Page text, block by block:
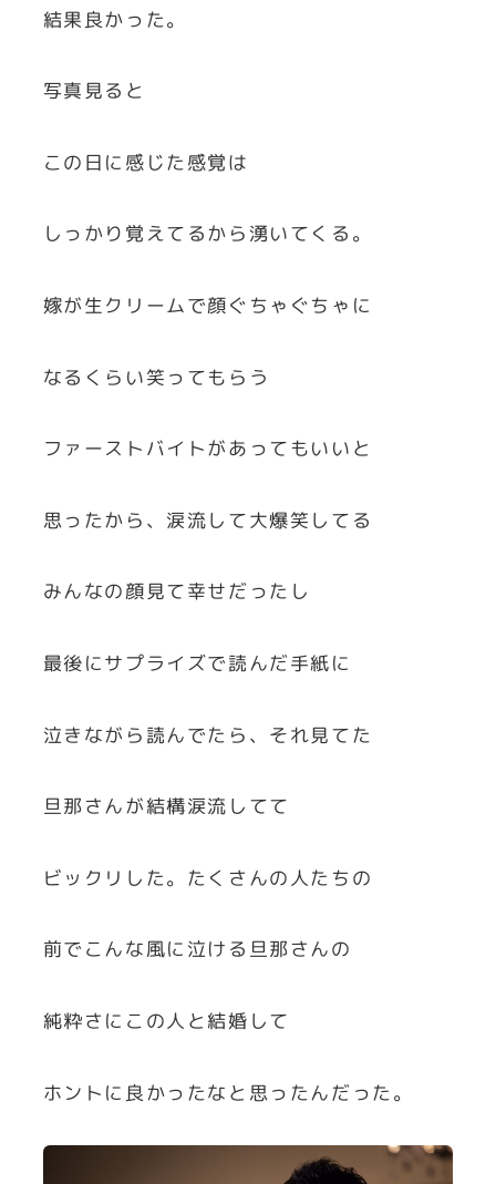
結果良かった。
写真見ると
この日に感じた感覚は
しっかり覚えてるから湧いてくる。
嫁が生クリームで顔ぐちゃぐちゃに
なるくらい笑ってもらう
ファーストバイトがあってもいいと
思ったから、涙流して大爆笑してる
みんなの顔見て幸せだったし
最後にサプライズで読んだ手紙に
泣きながら読んでたら、それ見てた
旦那さんが結構涙流してて
ビックリした。たくさんの人たちの
前でこんな風に泣ける旦那さんの
純粋さにこの人と結婚して
ホントに良かったなと思ったんだった。